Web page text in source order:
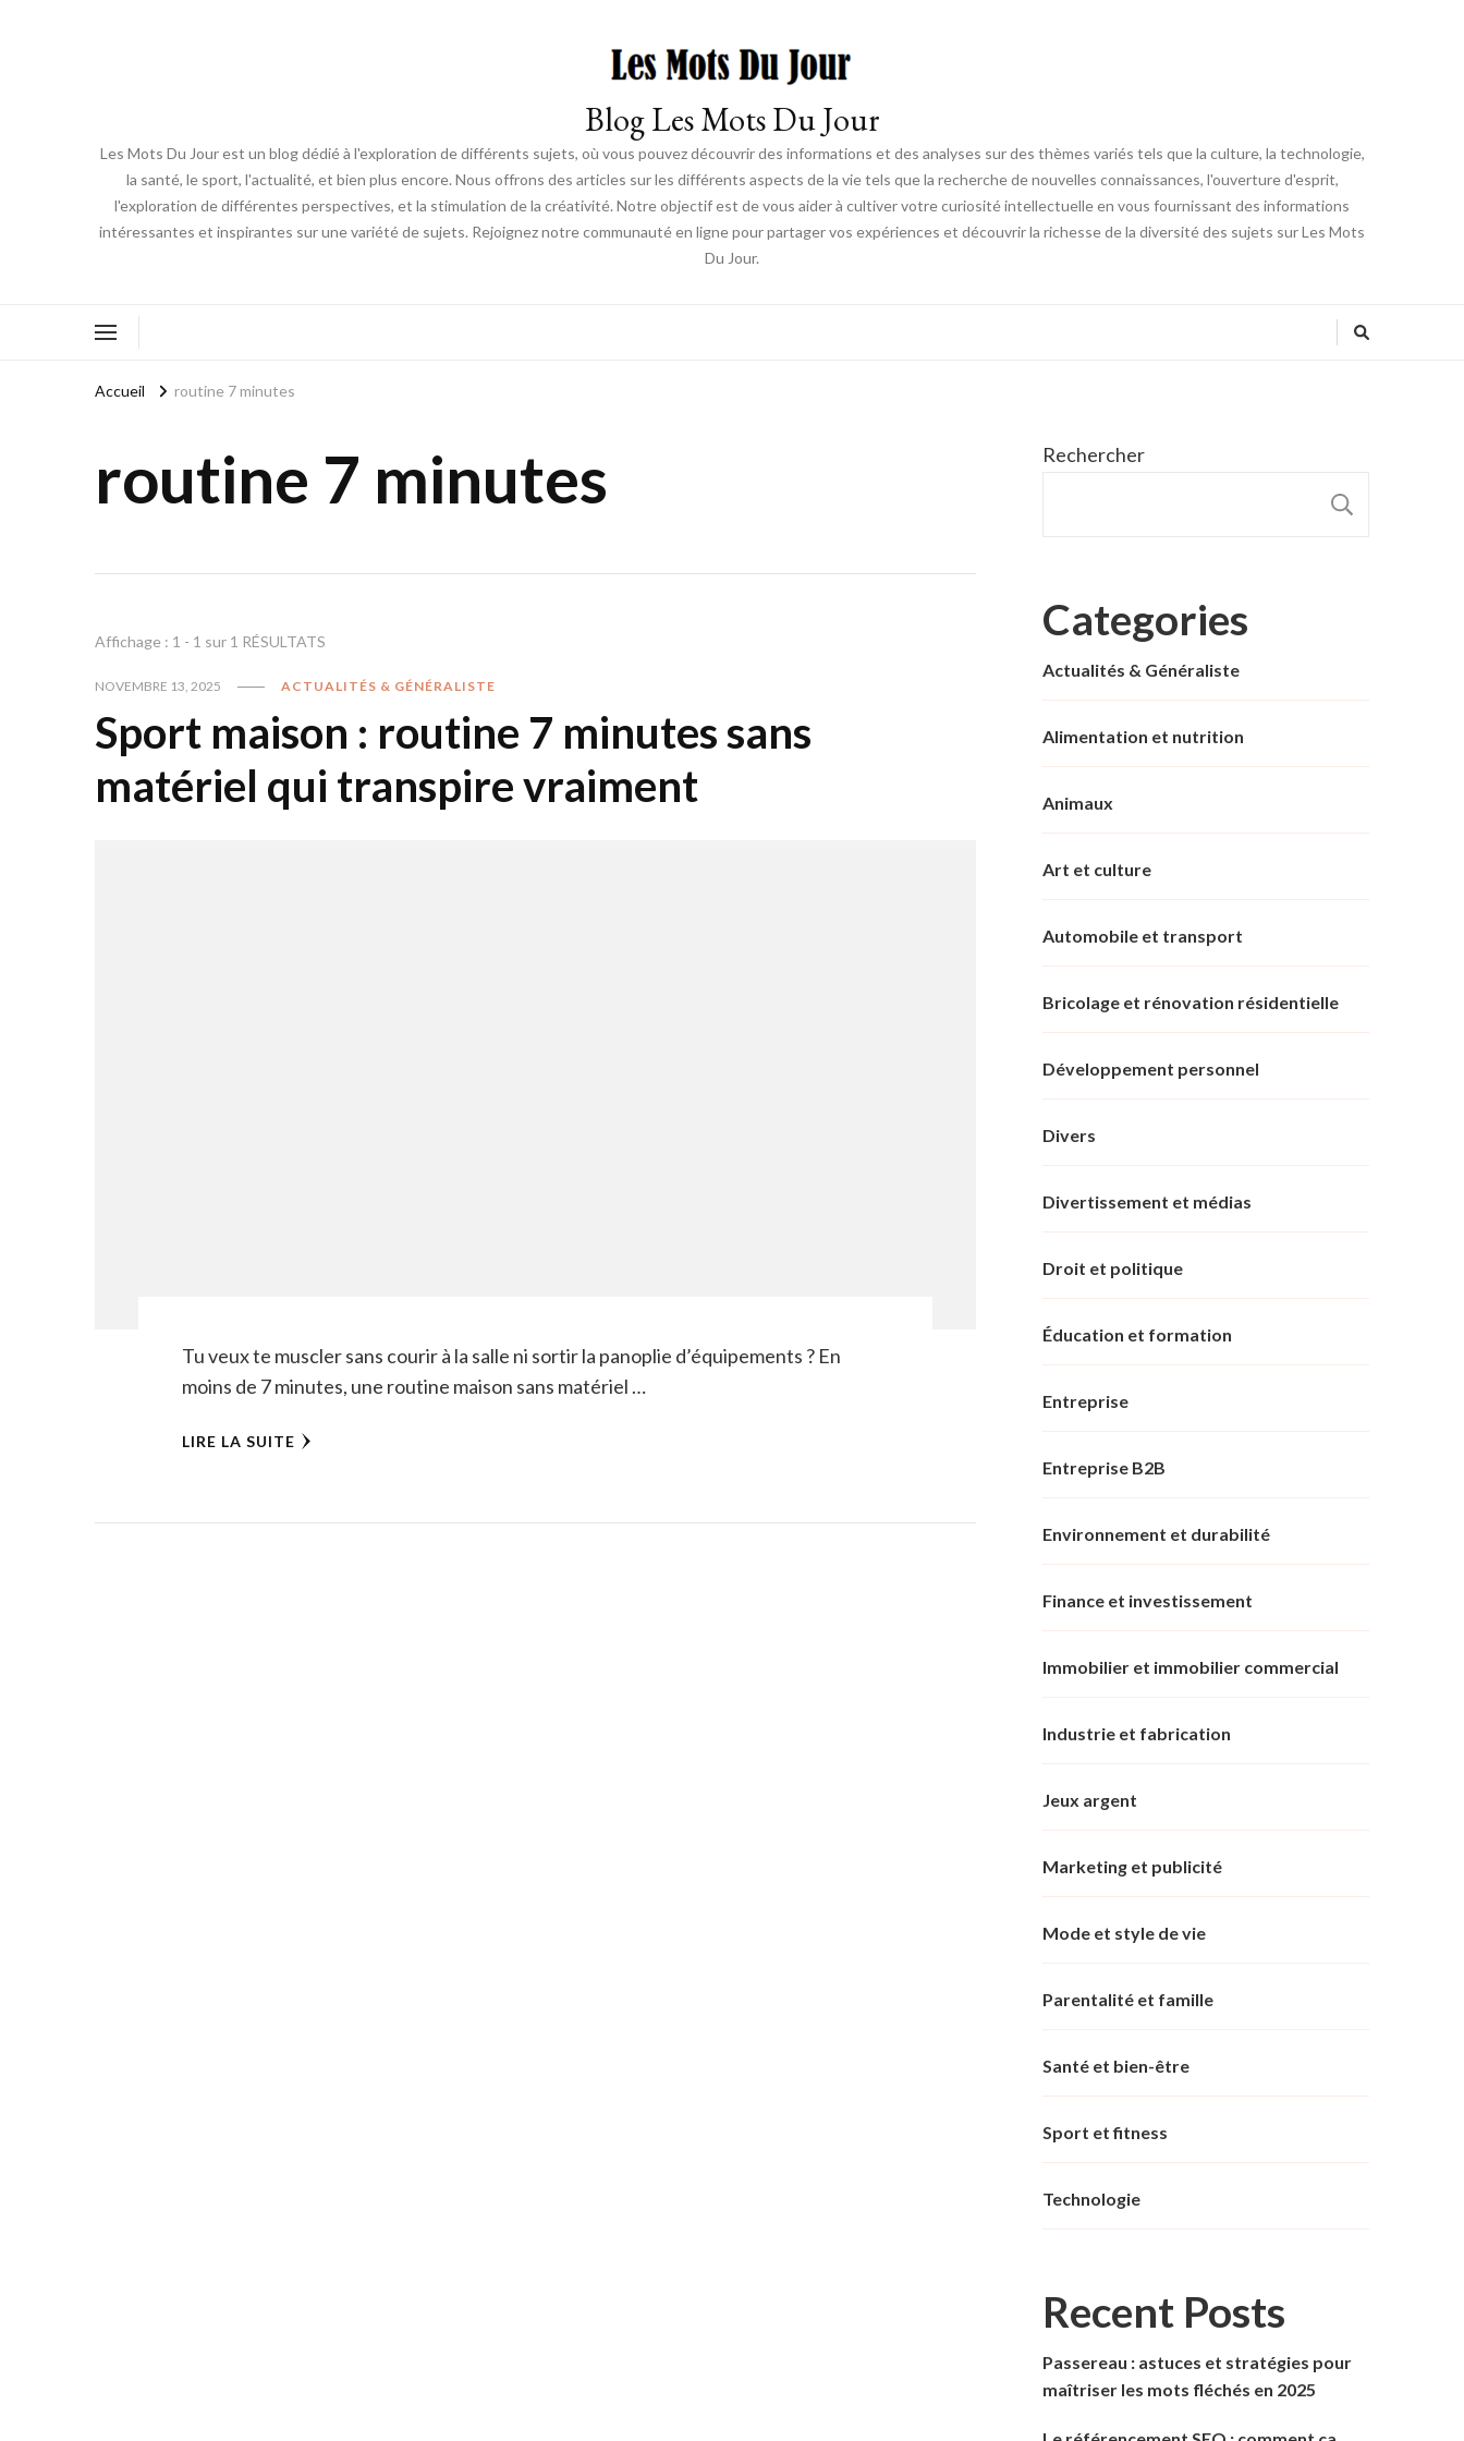
Blog Les Mots Du Jour
Les Mots Du Jour est un blog dédié à l'exploration de différents sujets, où vous pouvez découvrir des informations et des analyses sur des thèmes variés tels que la culture, la technologie,
la santé, le sport, l'actualité, et bien plus encore. Nous offrons des articles sur les différents aspects de la vie tels que la recherche de nouvelles connaissances, l'ouverture d'esprit,
l'exploration de différentes perspectives, et la stimulation de la créativité. Notre objectif est de vous aider à cultiver votre curiosité intellectuelle en vous fournissant des informations
intéressantes et inspirantes sur une variété de sujets. Rejoignez notre communauté en ligne pour partager vos expériences et découvrir la richesse de la diversité des sujets sur Les Mots
Du Jour.
Accueil routine 7 minutes
routine 7 minutes
Affichage : 1 - 1 sur 1 RÉSULTATS
NOVEMBRE 13, 2025 ACTUALITÉS & GÉNÉRALISTE
Sport maison : routine 7 minutes sans
matériel qui transpire vraiment
Tu veux te muscler sans courir à la salle ni sortir la panoplie d’équipements ? En
moins de 7 minutes, une routine maison sans matériel …
LIRE LA SUITE
Rechercher
Categories
Actualités & Généraliste
Alimentation et nutrition
Animaux
Art et culture
Automobile et transport
Bricolage et rénovation résidentielle
Développement personnel
Divers
Divertissement et médias
Droit et politique
Éducation et formation
Entreprise
Entreprise B2B
Environnement et durabilité
Finance et investissement
Immobilier et immobilier commercial
Industrie et fabrication
Jeux argent
Marketing et publicité
Mode et style de vie
Parentalité et famille
Santé et bien-être
Sport et fitness
Technologie
Recent Posts
Passereau : astuces et stratégies pour
maîtriser les mots fléchés en 2025